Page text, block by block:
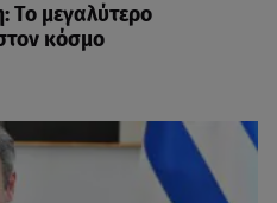
Το μεγαλύτερο
κόσμο